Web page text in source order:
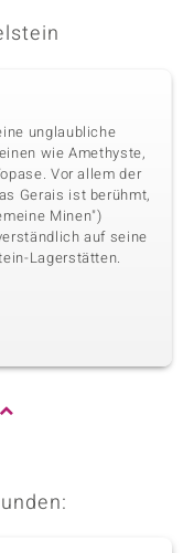
unglaubliche
wie Amethyste,
Vor allem der
Gerais ist berühmt,
Minen")
auf seine
Lagerstätten.